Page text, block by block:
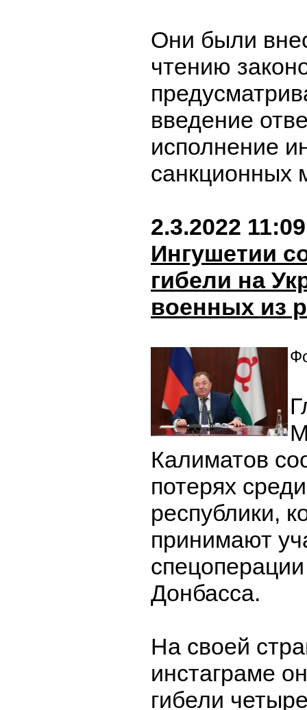
Они были
чтению
введение
исполнение
санкционных
2.3.2022 11:09
Ингушетии
гибели на
военных из
Калиматов
потерях
республики,
принимают
Донбасса.
На своей
инстаграме
гибели